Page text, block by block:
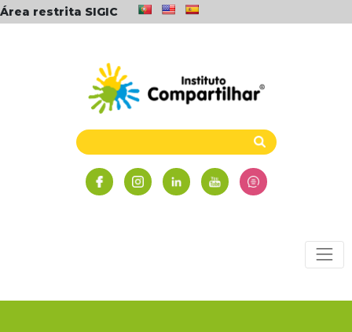
Área restrita SIGIC